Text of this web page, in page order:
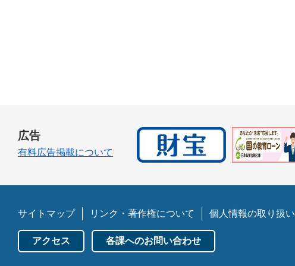
広告
有料広告掲載について
サイトマップ リンク・著作権について 個人情報の取り扱い
アクセス 各課へのお問い合わせ